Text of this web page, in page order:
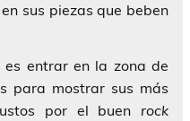
sus piezas que beben
es entrar en la zona de
para mostrar sus más
por el buen rock